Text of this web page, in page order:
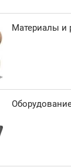
Материалы и